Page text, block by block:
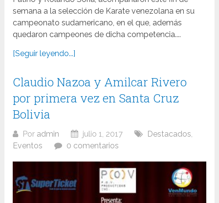
semana a la selección de Karate venezolana en su
campeonato sudamericano, en el que, además
quedaron campeones de dicha competencia....
[Seguir leyendo...]
Claudio Nazoa y Amilcar Rivero
por primera vez en Santa Cruz
Bolivia
Por admin julio 1, 2017 Destacados
Eventos
0 comentarios